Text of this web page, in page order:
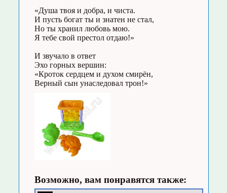
«Душа твоя и добра, и чиста.
И пусть богат ты и знатен не стал,
Но ты хранил любовь мою.
Я тебе свой престол отдаю!»
И звучало в ответ
Эхо горных вершин:
«Кроток сердцем и духом смирён,
Верный сын унаследовал трон!»
Возможно, вам понравятся также: